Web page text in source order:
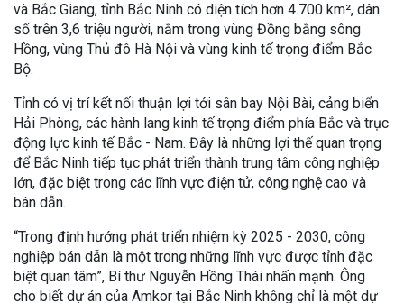
và Bắc Giang, tỉnh Bắc Ninh có diện tích hơn 4.700 km², dân
số trên 3,6 triệu người, nằm trong vùng Đồng bằng sông
Hồng, vùng Thủ đô Hà Nội và vùng kinh tế trọng điểm Bắc
Bộ.
Tỉnh có vị trí kết nối thuận lợi tới sân bay Nội Bài, cảng biển
Hải Phòng, các hành lang kinh tế trọng điểm phía Bắc và trục
động lực kinh tế Bắc - Nam. Đây là những lợi thế quan trọng
để Bắc Ninh tiếp tục phát triển thành trung tâm công nghiệp
lớn, đặc biệt trong các lĩnh vực điện tử, công nghệ cao và
bán dẫn.
“Trong định hướng phát triển nhiệm kỳ 2025 - 2030, công
nghiệp bán dẫn là một trong những lĩnh vực được tỉnh đặc
biệt quan tâm”, Bí thư Nguyễn Hồng Thái nhấn mạnh. Ông
cho biết dự án của Amkor tại Bắc Ninh không chỉ là một dự